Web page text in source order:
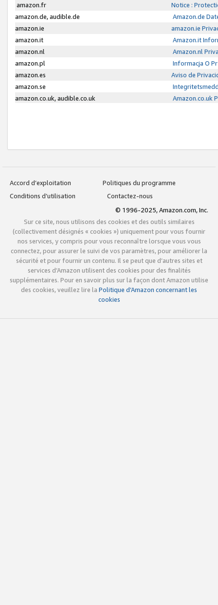
amazon.fr
Notice :
amazon.de, audible.de
Amazon.de
amazon.ie
amazon.ie
amazon.it
Amazon.it
amazon.nl
Amazon.nl
amazon.pl
Informacja O
amazon.es
Aviso de
amazon.se
amazon.co.uk, audible.co.uk
Amazon.co.uk
Accord d’exploitation
Politiques du programme
Conditions d’utilisation
Contactez-nous
© 1996-2025, Amazon.com, Inc.
Sur ce site, nous utilisons des cookies et des outils similaires
(collectivement désignés « cookies ») uniquement pour vous fournir
nos services, y compris pour vous reconnaître lorsque vous vous
connectez, pour assurer le suivi de vos paramètres, pour améliorer la
sécurité et pour fournir un contenu. Il se peut que d’autres sites et
services d’Amazon utilisent des cookies pour des finalités
supplémentaires. Pour en savoir plus sur la façon dont Amazon utilise
des cookies, veuillez lire la Politique d’Amazon concernant les
cookies